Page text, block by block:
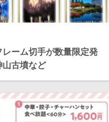
ーム切手が数量限定発
古墳など